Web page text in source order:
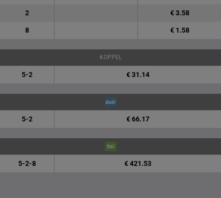
2 € 3.58
8 € 1.58
KOPPEL
5-2 € 31.14
5-2 € 66.17
5-2-8 € 421.53